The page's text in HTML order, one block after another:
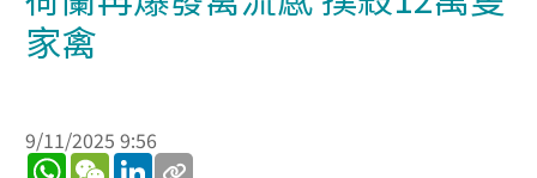
家禽
9/11/2025 9:56
WhatsApp
WeChatLinkedIn